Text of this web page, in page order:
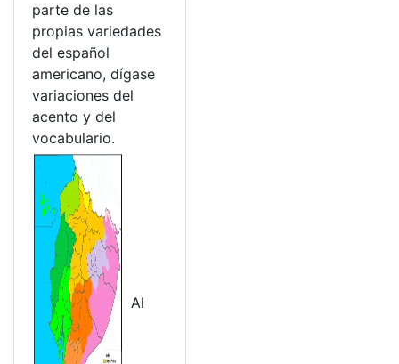
parte de las
propias variedades
del español
americano, dígase
variaciones del
acento y del
vocabulario.
Al